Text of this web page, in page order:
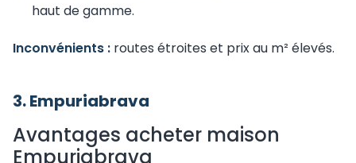
haut de gamme.
Inconvénients : routes étroites et prix au m² élevés.
3. Empuriabrava
Avantages acheter maison
Empuriabrava